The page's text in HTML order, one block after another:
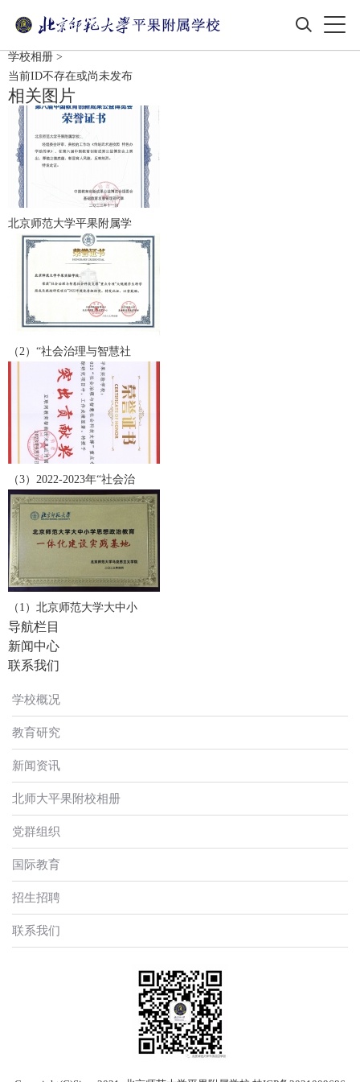
学校相册 >
当前ID不存在或尚未发布
相关图片
北京师范大学平果附属学
（2）“社会治理与智慧社
（3）2022-2023年“社会治
（1）北京师范大学大中小
导航栏目
新闻中心
联系我们
学校概况
教育研究
新闻资讯
北师大平果附校相册
党群组织
国际教育
招生招聘
联系我们